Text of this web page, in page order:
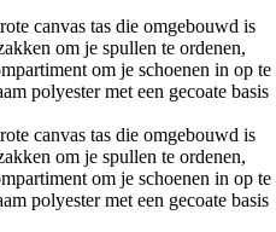
canvas tas die omgebouwd is
om je spullen te ordenen,
om je schoenen in op te
polyester met een gecoate basis
canvas tas die omgebouwd is
om je spullen te ordenen,
om je schoenen in op te
polyester met een gecoate basis